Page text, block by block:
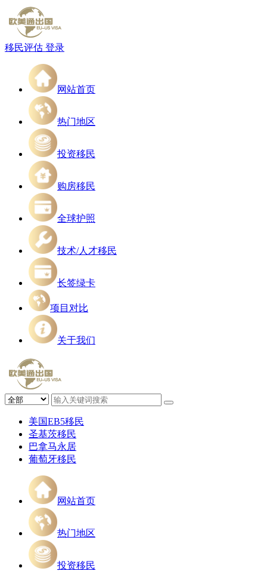
移民评估 登录
网站首页
热门地区
投资移民
购房移民
全球护照
技术/人才移民
长签绿卡
项目对比
关于我们
美国EB5移民
圣基茨移民
巴拿马永居
葡萄牙移民
网站首页
热门地区
投资移民